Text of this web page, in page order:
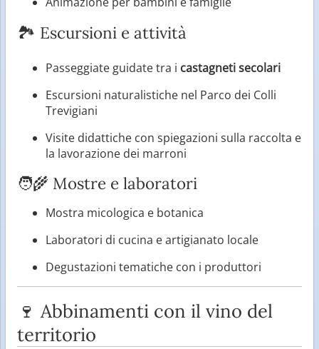
🏞️ Escursioni e attività
Passeggiate guidate tra i castagneti secolari
Escursioni naturalistiche nel Parco dei Colli
Trevigiani
Visite didattiche con spiegazioni sulla raccolta e
la lavorazione dei marroni
🧑‍🌾 Mostre e laboratori
Mostra micologica e botanica
Laboratori di cucina e artigianato locale
Degustazioni tematiche con i produttori
🍷 Abbinamenti con il vino del
territorio